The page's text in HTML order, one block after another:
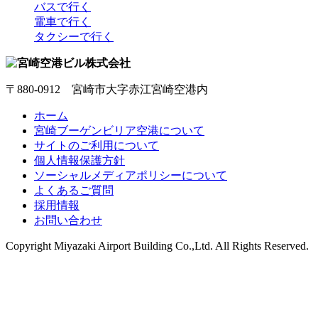
バスで行く
電車で行く
タクシーで行く
〒880-0912 宮崎市大字赤江宮崎空港内
ホーム
宮崎ブーゲンビリア空港について
サイトのご利用について
個人情報保護方針
ソーシャルメディアポリシーについて
よくあるご質問
採用情報
お問い合わせ
CopyrightMiyazaki Airport Building Co.,Ltd. All Rights Reserved.